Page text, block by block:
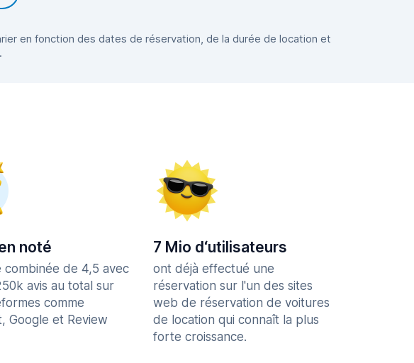
en fonction des dates de réservation, de la durée de location et
noté
combinée de 4,5 avec
avis au total sur
comme
Google et Review
7 Mio d‘utilisateurs
ont déjà effectué une
réservation sur l'un des sites
web de réservation de voitures
de location qui connaît la plus
forte croissance.